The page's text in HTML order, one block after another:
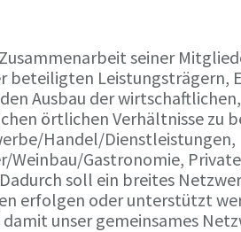
seiner
beteiligten Leistungsträgern,
Ausbau der wirtschaftlichen,
örtlichen Verhältnisse zu
Handel/Dienstleistungen,
Gastronomie,
soll ein breites
erfolgen oder unterstützt
unser gemeinsames